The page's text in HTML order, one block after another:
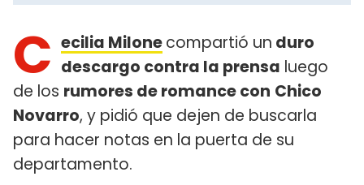
C ecilia Milonecompartió un duro
descargo contra la prensa luego
de los rumores de romance con Chico
Novarro, y pidió que dejen de buscarla
para hacer notas en la puerta de su
departamento.